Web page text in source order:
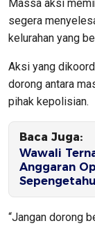
Massa aksi
segera
kelurahan yang
Aksi yang
dorong antara
pihak kepolisian.
Baca Juga:
Wawali
Anggaran
“Jangan dorong